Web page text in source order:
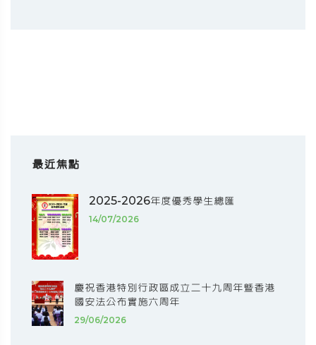
最近焦點
2025-2026年度優秀學生總匯
14/07/2026
慶祝香港特別行政區成立二十九周年暨香港
國安法公布實施六周年
29/06/2026